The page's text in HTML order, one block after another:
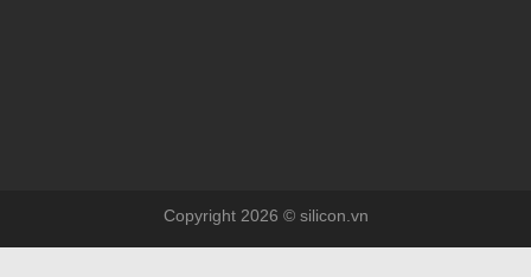
Copyright 2026 © silicon.vn